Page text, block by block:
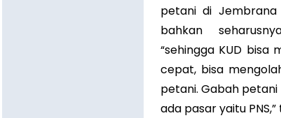
petani di
bahkan
“sehingga KUD
cepat, bisa
petani. Gabah
ada pasar yaitu